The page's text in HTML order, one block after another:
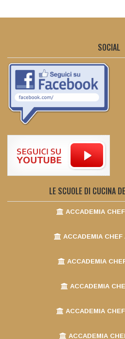
SOCIAL
LE SCUOLE DI CUCINA
ACCADEMIA
ACCADEMIA
ACCADEMIA
ACCADEMIA
ACCADEMIA
ACCADEMIA